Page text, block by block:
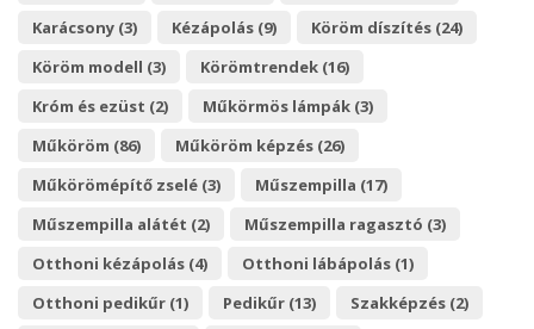
Karácsony (3)
Kézápolás (9)
Köröm díszítés (24)
Köröm modell (3)
Körömtrendek (16)
Króm és ezüst (2)
Műkörmös lámpák (3)
Műköröm (86)
Műköröm képzés (26)
Műkörömépítő zselé (3)
Műszempilla (17)
Műszempilla alátét (2)
Műszempilla ragasztó (3)
Otthoni kézápolás (4)
Otthoni lábápolás (1)
Otthoni pedikűr (1)
Pedikűr (13)
Szakképzés (2)